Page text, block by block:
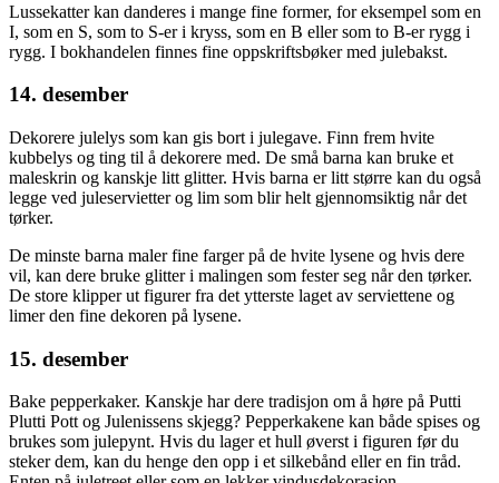
Lussekatter kan danderes i mange fine former, for eksempel som en
I, som en S, som to S-er i kryss, som en B eller som to B-er rygg i
rygg. I bokhandelen finnes fine oppskriftsbøker med julebakst.
14. desember
Dekorere julelys som kan gis bort i julegave. Finn frem hvite
kubbelys og ting til å dekorere med. De små barna kan bruke et
maleskrin og kanskje litt glitter. Hvis barna er litt større kan du også
legge ved juleservietter og lim som blir helt gjennomsiktig når det
tørker.
De minste barna maler fine farger på de hvite lysene og hvis dere
vil, kan dere bruke glitter i malingen som fester seg når den tørker.
De store klipper ut figurer fra det ytterste laget av serviettene og
limer den fine dekoren på lysene.
15. desember
Bake pepperkaker. Kanskje har dere tradisjon om å høre på Putti
Plutti Pott og Julenissens skjegg? Pepperkakene kan både spises og
brukes som julepynt. Hvis du lager et hull øverst i figuren før du
steker dem, kan du henge den opp i et silkebånd eller en fin tråd.